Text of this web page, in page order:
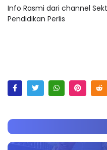
Info Rasmi dari channel
Pendidikan Perlis